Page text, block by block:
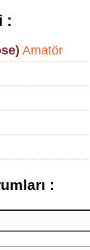
:
Amatör
: